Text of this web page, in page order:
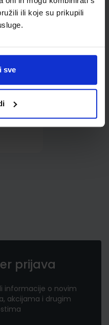
ili koje su prikupili
sve
prijava
informacije o novim
akcijama i drugim